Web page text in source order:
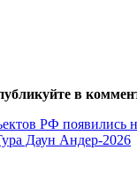
в
РФ появились
Даун Андер-2026